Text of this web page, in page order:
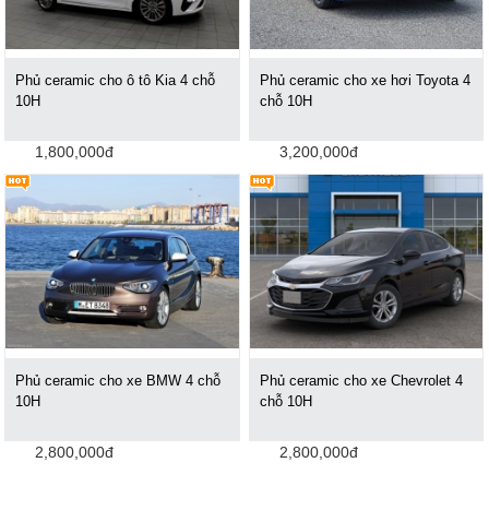
Phủ ceramic cho ô tô Kia 4 chỗ
10H
1,800,000đ
Phủ ceramic cho xe hơi Toyota 4
chỗ 10H
3,200,000đ
Phủ ceramic cho xe BMW 4 chỗ
10H
2,800,000đ
Phủ ceramic cho xe Chevrolet 4
chỗ 10H
2,800,000đ